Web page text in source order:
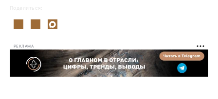
Поделиться:
РЕКЛАМА